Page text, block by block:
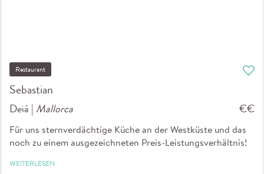
Sebastian
Restaurant
Deiá | Mallorca €€
Für uns sternverdächtige Küche an der Westküste und das
noch zu einem ausgezeichneten Preis-Leistungsverhältnis!
WEITERLESEN